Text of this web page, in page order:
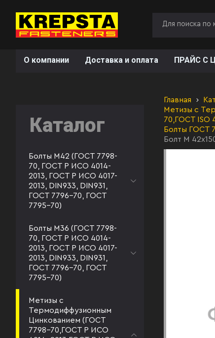
О компании Доставка и оплата ПРАЙС С
Каталог
Болты М42 (ГОСТ 7798-
70, ГОСТ Р ИСО 4014-
2013, ГОСТ Р ИСО 4017-
2013, DIN933, DIN931,
ГОСТ 7796-70, ГОСТ
7795-70)
Болты М36 (ГОСТ 7798-
70, ГОСТ Р ИСО 4014-
2013, ГОСТ Р ИСО 4017-
2013, DIN933, DIN931,
ГОСТ 7796-70, ГОСТ
7795-70)
Метизы с
Термодиффузионным
Цинкованием (ГОСТ
7798-70,ГОСТ Р ИСО
Главная
Метизы с
70,ГОСТ ISO
Болты ГОСТ
Болт М